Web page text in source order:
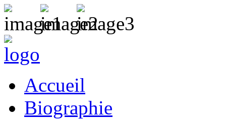
Accueil
Biographie